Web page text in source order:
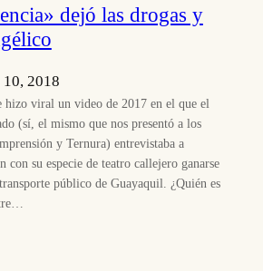
dejó las drogas y
2018
hizo viral un video de 2017 en el que el
(sí, el mismo que nos presentó a los
y Ternura) entrevistaba a
con su especie de teatro callejero ganarse
público de Guayaquil. ¿Quién es